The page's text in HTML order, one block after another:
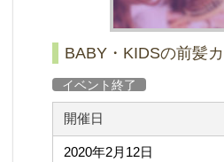
BABY・KIDSの前髪
イベント終了
開催日
2020年2月12日